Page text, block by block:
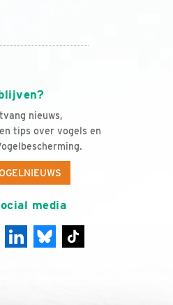
nieuws,
tips over vogels en
media